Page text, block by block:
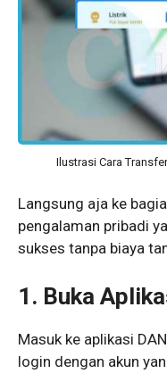
Ilustrasi Cara
Langsung aja ke
pengalaman pribadi
sukses tanpa biaya
1. Buka
Masuk ke aplikasi
login dengan akun